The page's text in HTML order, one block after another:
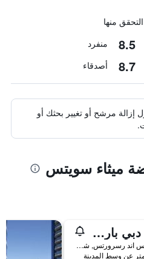
8.5 منفرد
8.7 أصدقاء
إزالة مرشح أو تغيير بحثك أو
ميثاء سويتس
لابيتا، دبي باركس آند ريزورتس، أوتوغراف كوليكشن
دبي باركس اند رسرورتس, شارع الشيخ زايد, دبي, الامارات العربية المتحدة